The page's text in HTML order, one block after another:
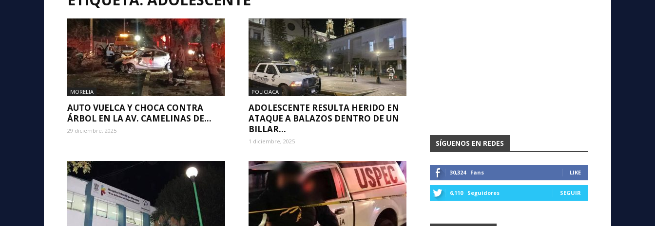
MORELIA
AUTO VUELCA Y CHOCA CONTRA
ÁRBOL EN LA AV. CAMELINAS DE...
29 diciembre, 2025
POLICIACA
ADOLESCENTE RESULTA HERIDO EN
ATAQUE A BALAZOS DENTRO DE UN
BILLAR...
1 diciembre, 2025 SÍGUENOS EN REDES
30,324 Fans LIKE
6,110 Seguidores SEGUIR